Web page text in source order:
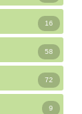
16
58
72
9